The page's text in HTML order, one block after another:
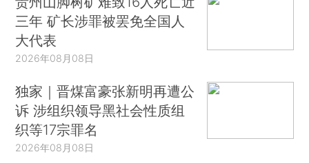
三年 矿长涉罪被罢免全国人
大代表
2026年08月08日
独家｜晋煤富豪张新明再遭公
诉 涉组织领导黑社会性质组
织等17宗罪名
2026年08月08日